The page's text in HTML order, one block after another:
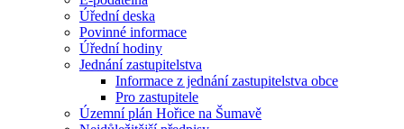
Úřední deska
Povinné informace
Úřední hodiny
Jednání zastupitelstva
Informace z jednání zastupitelstva obce
Pro zastupitele
Územní plán Hořice na Šumavě